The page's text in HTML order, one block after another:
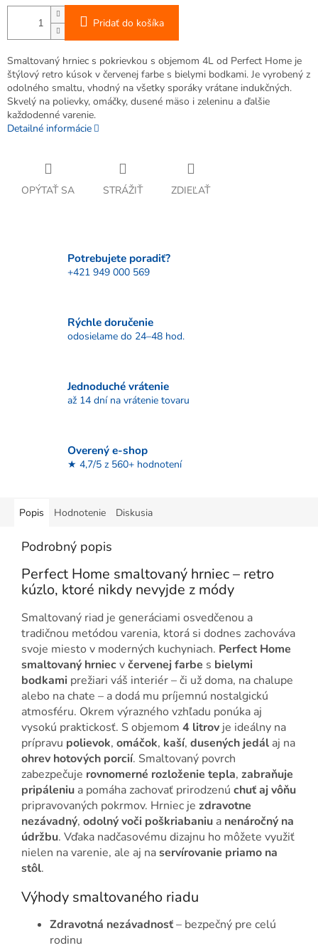
Pridať do košíka
Smaltovaný hrniec s pokrievkou s objemom 4L od Perfect Home je
štýlový retro kúsok v červenej farbe s bielymi bodkami. Je vyrobený z
odolného smaltu, vhodný na všetky sporáky vrátane indukčných.
Skvelý na polievky, omáčky, dusené mäso i zeleninu a ďalšie
každodenné varenie.
Detailné informácie
OPÝTAŤ SA STRÁŽIŤ ZDIEĽAŤ
Potrebujete poradiť?
+421 949 000 569
Rýchle doručenie
odosielame do 24–48 hod.
Jednoduché vrátenie
až 14 dní na vrátenie tovaru
Overený e-shop
★ 4,7/5 z 560+ hodnotení
Popis Hodnotenie Diskusia
Podrobný popis
Perfect Home smaltovaný hrniec – retro
kúzlo, ktoré nikdy nevyjde z módy
Smaltovaný riad je generáciami osvedčenou a
tradičnou metódou varenia, ktorá si dodnes zachováva
svoje miesto v moderných kuchyniach. Perfect Home
smaltovaný hrniecvčervenej farbe s bielymi
bodkami prežiari váš interiér – či už doma, na chalupe
alebo na chate – a dodá mu príjemnú nostalgickú
atmosféru. Okrem výrazného vzhľadu ponúka aj
vysokú praktickosť. S objemom 4 litrov je ideálny na
prípravu polievok, omáčok, kaší, dusených jedál aj na
ohrev hotových porcií. Smaltovaný povrch
zabezpečuje rovnomerné rozloženie tepla, zabraňuje
pripáleniu a pomáha zachovať prirodzenú chuť aj vôňu
pripravovaných pokrmov. Hrniec je zdravotne
nezávadný, odolný voči poškriabaniu a nenáročný na
údržbu. Vďaka nadčasovému dizajnu ho môžete využiť
nielen na varenie, ale aj naservírovanie priamo na
stôl.
Výhody smaltovaného riadu
Zdravotná nezávadnosť– bezpečný pre celú
rodinu